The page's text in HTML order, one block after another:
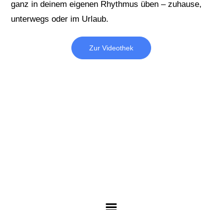
ganz in deinem eigenen Rhythmus üben – zuhause,
unterwegs oder im Urlaub.
Zur Videothek